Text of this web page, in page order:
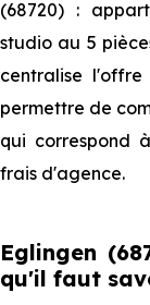
(68720) :
studio au 5
centralise
permettre de
qui correspond
frais d'agence.
Eglingen
qu'il faut